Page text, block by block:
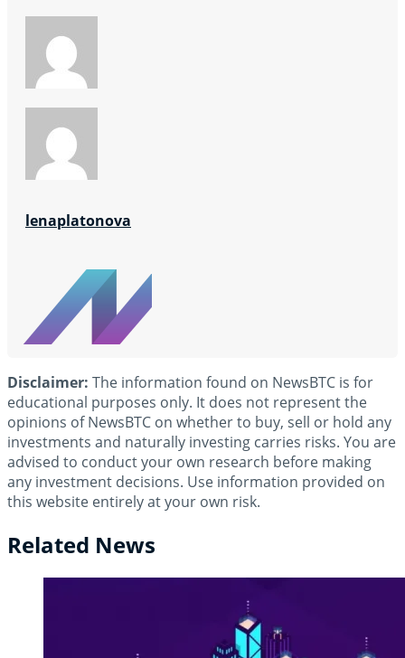
lenaplatonova
Disclaimer: The information found on NewsBTC is for
educational purposes only. It does not represent the
opinions of NewsBTC on whether to buy, sell or hold any
investments and naturally investing carries risks. You are
advised to conduct your own research before making
any investment decisions. Use information provided on
this website entirely at your own risk.
Related News